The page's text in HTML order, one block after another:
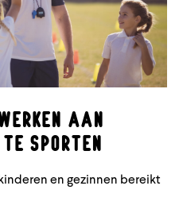
aan
te sporten
en gezinnen bereikt